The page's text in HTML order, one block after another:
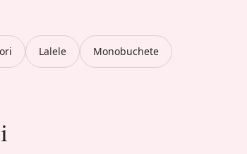
Lalele Monobuchete